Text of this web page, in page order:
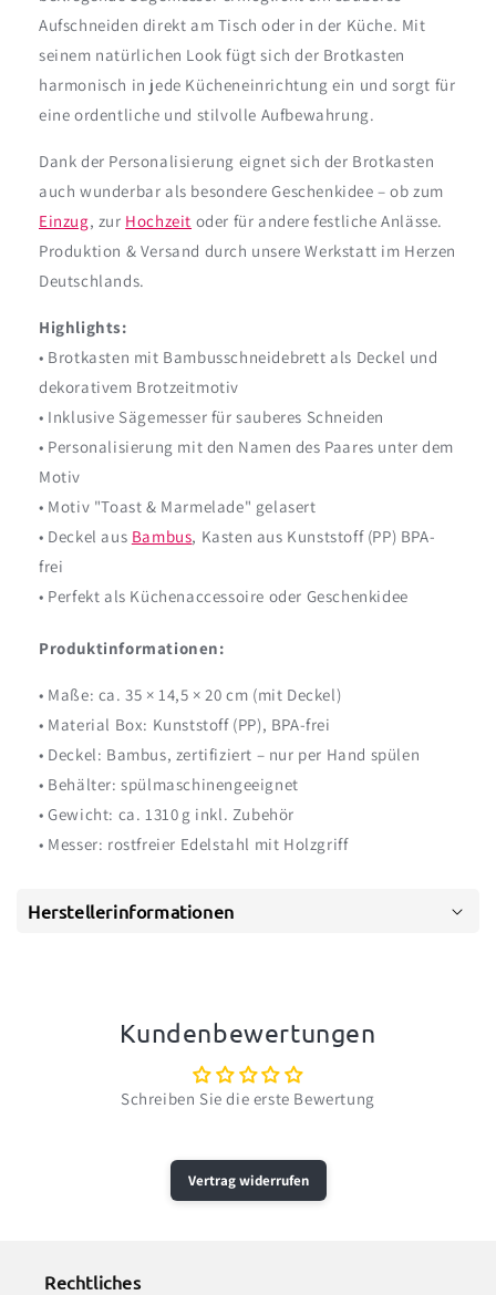
Aufschneiden direkt am Tisch oder in der Küche. Mit
seinem natürlichen Look fügt sich der Brotkasten
harmonisch in jede Kücheneinrichtung ein und sorgt für
eine ordentliche und stilvolle Aufbewahrung.
Dank der Personalisierung eignet sich der Brotkasten
auch wunderbar als besondere Geschenkidee – ob zum
Einzug, zur Hochzeit oder für andere festliche Anlässe.
Produktion & Versand durch unsere Werkstatt im Herzen
Deutschlands.
Highlights:
• Brotkasten mit Bambusschneidebrett als Deckel und
dekorativem Brotzeitmotiv
• Inklusive Sägemesser für sauberes Schneiden
• Personalisierung mit den Namen des Paares unter dem
Motiv
• Motiv "Toast & Marmelade" gelasert
• Deckel aus Bambus, Kasten aus Kunststoff (PP) BPA-
frei
• Perfekt als Küchenaccessoire oder Geschenkidee
Produktinformationen:
• Maße: ca. 35 × 14,5 × 20 cm (mit Deckel)
• Material Box: Kunststoff (PP), BPA-frei
• Deckel: Bambus, zertifiziert – nur per Hand spülen
• Behälter: spülmaschinengeeignet
• Gewicht: ca. 1310 g inkl. Zubehör
• Messer: rostfreier Edelstahl mit Holzgriff
Herstellerinformationen
Kundenbewertungen
Schreiben Sie die erste Bewertung
Vertrag widerrufen
Rechtliches